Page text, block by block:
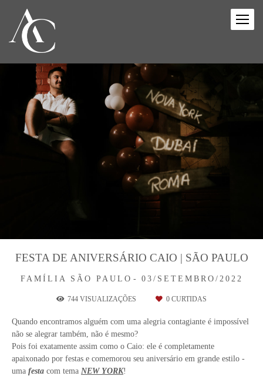
FAMÍLIA SÃO PAULO 03/SETEMBRO/2022
FESTA DE ANIVERSÁRIO CAIO | SÃO PAULO
744 VISUALIZAÇÕES 0 CURTIDAS
Quando encontramos alguém com uma alegria contagiante é impossível
não se alegrar também, não é mesmo?
Pois foi exatamente assim como o Caio: ele é completamente
apaixonado por festas e comemorou seu aniversário em grande estilo -
uma festa com tema NEW YORK!